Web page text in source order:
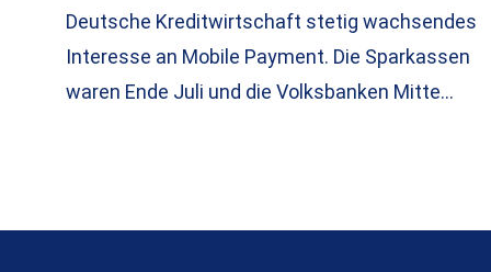
Deutsche Kreditwirtschaft stetig wachsendes
Interesse an Mobile Payment. Die Sparkassen
waren Ende Juli und die Volksbanken Mitte…